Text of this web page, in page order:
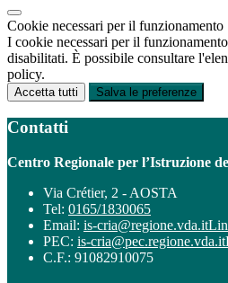
Cookie necessari per il funzionamento
I cookie necessari per il
disabilitati. È possibile consultare
policy.
Accetta tutti Salva le preferenze
Contatti
Centro Regionale per l’Istruzione
Via Crétier, 2 - AOSTA
Tel: 0165/1830065
Email: is-cria@regione.vda.it
PEC: is-cria@pec.regione.vda.it
C.F.: 91082910075